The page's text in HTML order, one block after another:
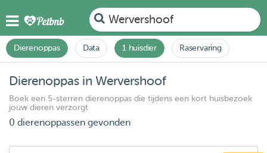
Wervershoof
Dierenoppas Data 1 huisdier Raservaring
Dierenoppas in Wervershoof
Boek een 5-sterren dierenoppas die tijdens een kort huisbezoek
jouw dieren verzorgt
0 dierenoppassen gevonden